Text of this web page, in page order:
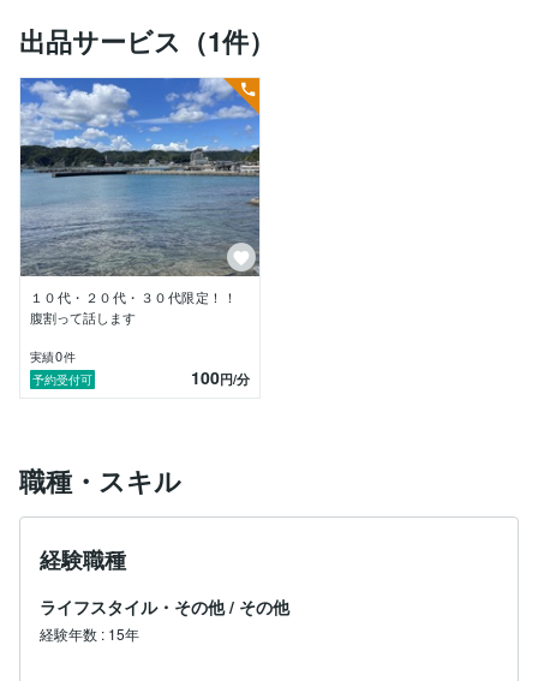
出品サービス（1件）
１０代・２０代・３０代限定！！
腹割って話します
実績0件
予約受付可
100円/分
職種・スキル
経験職種
ライフスタイル・その他 / その他
経験年数 : 15年